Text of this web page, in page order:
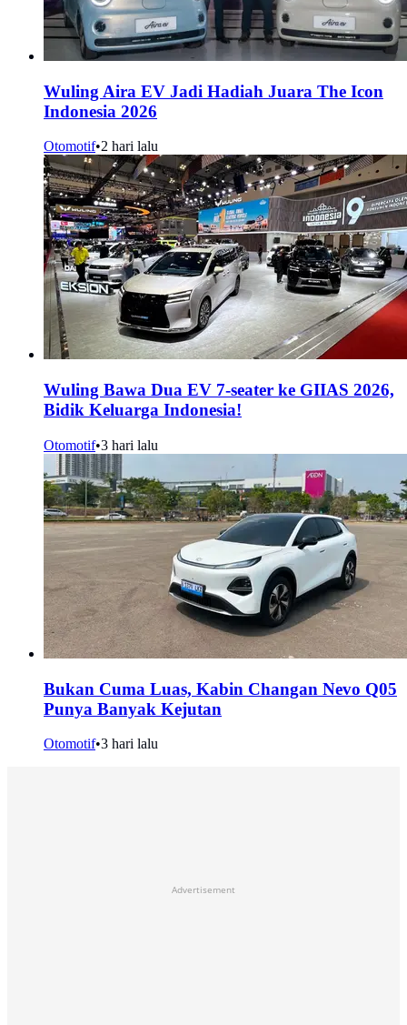
Wuling Aira EV Jadi Hadiah Juara The Icon
Indonesia 2026
Otomotif•2 hari lalu
Wuling Bawa Dua EV 7-seater ke GIIAS 2026,
Bidik Keluarga Indonesia!
Otomotif•3 hari lalu
Bukan Cuma Luas, Kabin Changan Nevo Q05
Punya Banyak Kejutan
Otomotif•3 hari lalu
Advertisement